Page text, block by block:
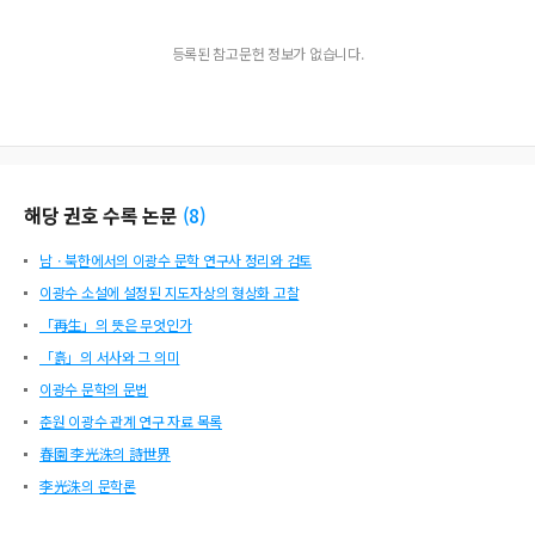
등록된 참고문헌 정보가 없습니다.
해당 권호 수록 논문 (8)
남ㆍ북한에서의 이광수 문학 연구사 정리와 검토
이광수 소설에 설정된 지도자상의 형상화 고찰
「再生」의 뜻은 무엇인가
「흙」의 서사와 그 의미
이광수 문학의 문법
춘원 이광수 관계 연구 자료 목록
春園 李光洙의 詩世界
李光洙의 문학론